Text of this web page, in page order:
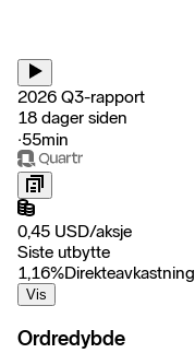
2026 Q3-rapport
18 dager siden
‧55min
0,45 USD/aksje
Siste utbytte
1,16%Direkteavkastning
Vis
Ordredybde